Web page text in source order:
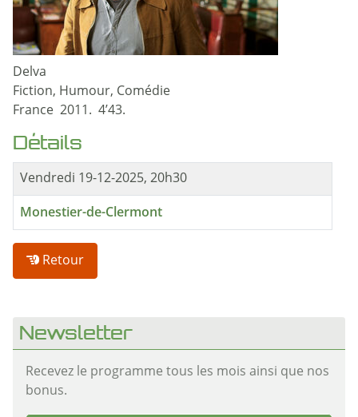
Delva
Fiction, Humour, Comédie
France 2011. 4’43.
Détails
Vendredi 19-12-2025, 20h30
Monestier-de-Clermont
Retour
Newsletter
Recevez le programme tous les mois ainsi que nos
bonus.